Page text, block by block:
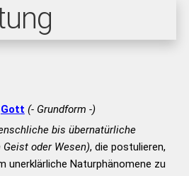
Gott (- Grundform -)
bis übernatürliche
oder Wesen), die postulieren,
unerklärliche Naturphänomene zu